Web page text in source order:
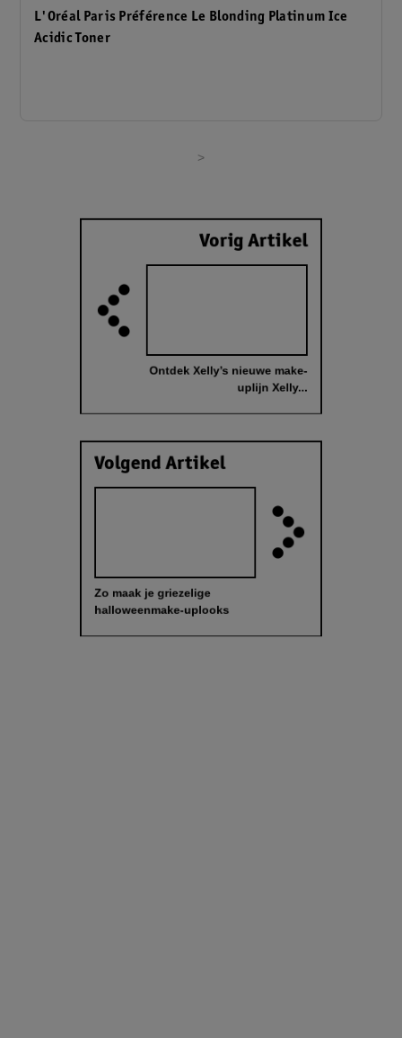
L'Oréal Paris Préférence Le Blonding Platinum Ice
Acidic Toner
>
Vorig Artikel
Ontdek Xelly’s nieuwe make-
uplijn Xelly...
Volgend Artikel
Zo maak je griezelige
halloweenmake-uplooks